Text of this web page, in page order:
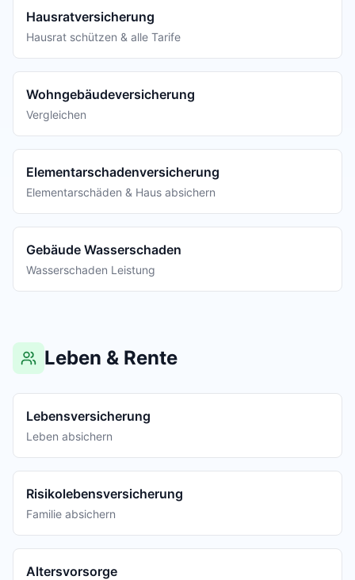
Hausratversicherung
Hausrat schützen & alle Tarife
Wohngebäudeversicherung
Vergleichen
Elementarschadenversicherung
Elementarschäden & Haus absichern
Gebäude Wasserschaden
Wasserschaden Leistung
Leben & Rente
Lebensversicherung
Leben absichern
Risikolebensversicherung
Familie absichern
Altersvorsorge